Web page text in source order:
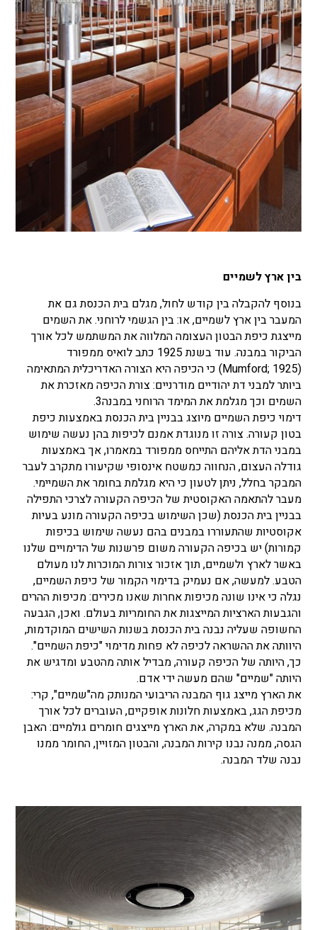
בין ארץ לשמיים
בנוסף להקבלה בין קודש לחול, מגלם בית הכנסת גם את
המעבר בין ארץ לשמיים, או: בין הגשמי לרוחני. את השמים
מייצגת כיפת הבטון העצומה המלווה את המשתמש לכל אורך
הביקור במבנה. עוד בשנת 1925 כתב לואיס ממפורד
(Mumford; 1925) כי הכיפה היא הצורה האדריכלית המתאימה
ביותר למבני דת יהודיים מודרניים: צורת הכיפה מאזכרת את
השמים וכך מגלמת את המימד הרוחני במבנה3.
דימוי כיפת השמיים מיוצג בבניין בית הכנסת באמצעות כיפת
בטון קעורה. צורה זו מנוגדת אמנם לכיפות בהן נעשה שימוש
במבני הדת אליהם התייחס ממפורד במאמרו, אך באמצעות
גודלה העצום, הנחווה כמשטח אינסופי שקיעורו מתקרב לעבר
המבקר בחלל, ניתן לטעון כי היא מגלמת בחומר את השמיימי.
מעבר להתאמה האקוסטית של הכיפה הקעורה לצרכי התפילה
בבניין בית הכנסת (שכן השימוש בכיפה הקעורה מונע בעיות
אקוסטיות שהתעוררו במבנים בהם נעשה שימוש בכיפות
קמורות) יש בכיפה הקעורה משום פרשנות של הדימויים שלנו
באשר לארץ ולשמיים, תוך אזכור צורות המוכרות לנו מעולם
הטבע. למעשה, אם נעמיק בדימוי הקמור של כיפת השמיים,
נגלה כי אינו שונה מכיפות אחרות שאנו מכירים: מכיפות ההרים
והגבעות הארציות המייצגות את החומריות בעולם. ואכן, הגבעה
החשופה שעליה נבנה בית הכנסת בשנות השישים המוקדמות,
היוותה את ההשראה לכיפה לא פחות מדימוי "כיפת השמיים".
כך, היותה של הכיפה קעורה, מבדיל אותה מהטבע ומדגיש את
היותה "שמיים" שהם מעשה ידי אדם.
את הארץ מייצג גוף המבנה הריבועי המנותק מה"שמיים", קרי:
מכיפת הגג, באמצעות חלונות אופקיים, העוברים לכל אורך
המבנה. שלא במקרה, את הארץ מייצגים חומרים גולמיים: האבן
הגסה, ממנה נבנו קירות המבנה, והבטון המזויין, החומר ממנו
נבנה שלד המבנה.